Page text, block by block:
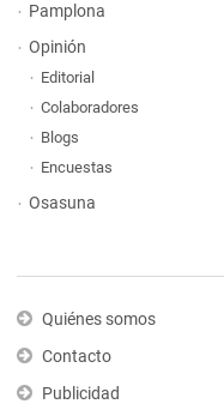
Pamplona
Opinión
Editorial
Colaboradores
Blogs
Encuestas
Osasuna
Quiénes somos
Contacto
Publicidad